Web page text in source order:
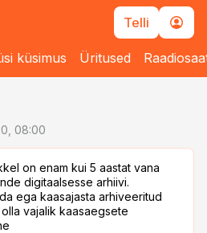
Telli
küsimus Üritused
08:00
on enam kui 5 aastat vana
digitaalsesse arhiivi.
ega kaasajasta arhiveeritud
vajalik kaasaegsete